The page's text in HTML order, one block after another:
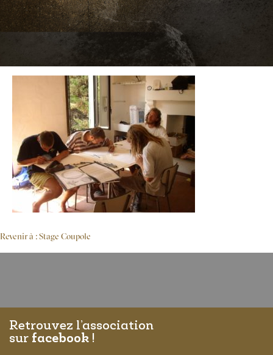
Revenir à : Stage Coupole
Retrouvez l’association
sur facebook !